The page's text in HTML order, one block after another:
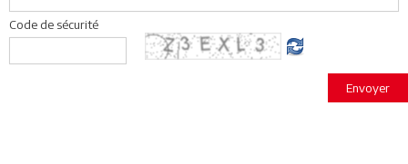
Code de sécurité
Envoyer